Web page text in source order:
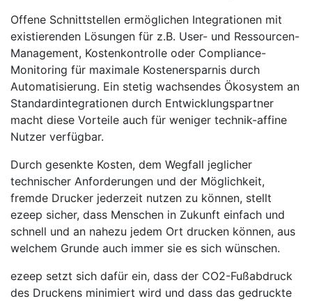
Offene Schnittstellen ermöglichen Integrationen mit
existierenden Lösungen für z.B. User- und Ressourcen-
Management, Kostenkontrolle oder Compliance-
Monitoring für maximale Kostenersparnis durch
Automatisierung. Ein stetig wachsendes Ökosystem an
Standardintegrationen durch Entwicklungspartner
macht diese Vorteile auch für weniger technik-affine
Nutzer verfügbar.
Durch gesenkte Kosten, dem Wegfall jeglicher
technischer Anforderungen und der Möglichkeit,
fremde Drucker jederzeit nutzen zu können, stellt
ezeep sicher, dass Menschen in Zukunft einfach und
schnell und an nahezu jedem Ort drucken können, aus
welchem Grunde auch immer sie es sich wünschen.
ezeep setzt sich dafür ein, dass der CO2-Fußabdruck
des Druckens minimiert wird und dass das gedruckte